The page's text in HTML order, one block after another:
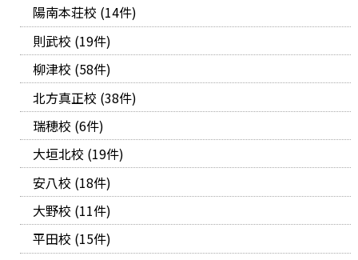
陽南本荘校 (14件)
則武校 (19件)
柳津校 (58件)
北方真正校 (38件)
瑞穂校 (6件)
大垣北校 (19件)
安八校 (18件)
大野校 (11件)
平田校 (15件)